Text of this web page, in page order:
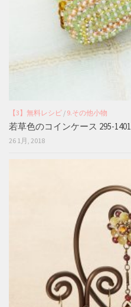
【3】無料レシピ / 9.その他小物
若草色のコインケース 295-1401
26 1月, 2018